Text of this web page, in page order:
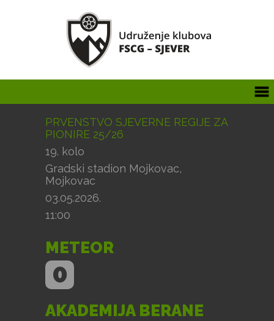
PRVENSTVO SJEVERNE REGIJE ZA
PIONIRE 25/26
19. kolo
Gradski stadion Mojkovac,
Mojkovac
03.05.2026.
11:00
METEOR
0
AKADEMIJA BERANE